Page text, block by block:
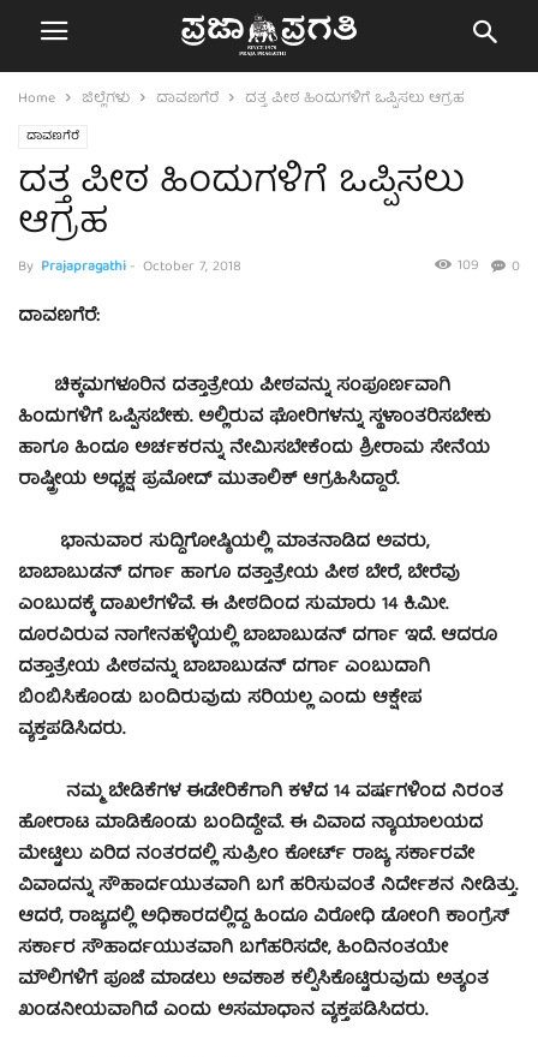
Home ಜಿಲ್ಲೆಗಳು ದಾವಣಗೆರೆ ದತ್ತ ಪೀಠ ಹಿಂದುಗಳಿಗೆ ಒಪ್ಪಿಸಲು ಆಗ್ರಹ
ದಾವಣಗೆರೆ
ದತ್ತ ಪೀಠ ಹಿಂದುಗಳಿಗೆ ಒಪ್ಪಿಸಲು
ಆಗ್ರಹ
By Prajapragathi- October 7, 2018 0
109
ದಾವಣಗೆರೆ:
ಚಿಕ್ಕಮಗಳೂರಿನ ದತ್ತಾತ್ರೇಯ ಪೀಠವನ್ನು ಸಂಪೂರ್ಣವಾಗಿ
ಹಿಂದುಗಳಿಗೆ ಒಪ್ಪಿಸಬೇಕು. ಅಲ್ಲಿರುವ ಘೋರಿಗಳನ್ನು ಸ್ಥಳಾಂತರಿಸಬೇಕು
ಹಾಗೂ ಹಿಂದೂ ಅರ್ಚಕರನ್ನು ನೇಮಿಸಬೇಕೆಂದು ಶ್ರೀರಾಮ ಸೇನೆಯ
ರಾಷ್ಟ್ರೀಯ ಅಧ್ಯಕ್ಷ ಪ್ರಮೋದ್ ಮುತಾಲಿಕ್ ಆಗ್ರಹಿಸಿದ್ದಾರೆ.
ಭಾನುವಾರ ಸುದ್ದಿಗೋಷ್ಠಿಯಲ್ಲಿ ಮಾತನಾಡಿದ ಅವರು,
ಬಾಬಾಬುಡನ್ ದರ್ಗಾ ಹಾಗೂ ದತ್ತಾತ್ರೇಯ ಪೀಠ ಬೇರೆ, ಬೇರೆವು
ಎಂಬುದಕ್ಕೆ ದಾಖಲೆಗಳಿವೆ. ಈ ಪೀಠದಿಂದ ಸುಮಾರು 14 ಕಿ.ಮೀ.
ದೂರವಿರುವ ನಾಗೇನಹಳ್ಳಿಯಲ್ಲಿ ಬಾಬಾಬುಡನ್ ದರ್ಗಾ ಇದೆ. ಆದರೂ
ದತ್ತಾತ್ರೇಯ ಪೀಠವನ್ನು ಬಾಬಾಬುಡನ್ ದರ್ಗಾ ಎಂಬುದಾಗಿ
ಬಿಂಬಿಸಿಕೊಂಡು ಬಂದಿರುವುದು ಸರಿಯಲ್ಲ ಎಂದು ಆಕ್ಷೇಪ
ವ್ಯಕ್ತಪಡಿಸಿದರು.
ನಮ್ಮ ಬೇಡಿಕೆಗಳ ಈಡೇರಿಕೆಗಾಗಿ ಕಳೆದ 14 ವರ್ಷಗಳಿಂದ ನಿರಂತ
ಹೋರಾಟ ಮಾಡಿಕೊಂಡು ಬಂದಿದ್ದೇವೆ. ಈ ವಿವಾದ ನ್ಯಾಯಾಲಯದ
ಮೇಟ್ಟಿಲು ಏರಿದ ನಂತರದಲ್ಲಿ ಸುಪ್ರೀಂ ಕೋರ್ಟ್ ರಾಜ್ಯ ಸರ್ಕಾರವೇ
ವಿವಾದನ್ನು ಸೌಹಾರ್ದಯುತವಾಗಿ ಬಗೆ ಹರಿಸುವಂತೆ ನಿರ್ದೇಶನ ನೀಡಿತ್ತು.
ಆದರೆ, ರಾಜ್ಯದಲ್ಲಿ ಅಧಿಕಾರದಲ್ಲಿದ್ದ ಹಿಂದೂ ವಿರೋಧಿ ಡೋಂಗಿ ಕಾಂಗ್ರೆಸ್
ಸರ್ಕಾರ ಸೌಹಾರ್ದಯುತವಾಗಿ ಬಗೆಹರಿಸದೇ, ಹಿಂದಿನಂತಯೇ
ಮೌಲಿಗಳಿಗೆ ಪೂಜೆ ಮಾಡಲು ಅವಕಾಶ ಕಲ್ಪಿಸಿಕೊಟ್ಟಿರುವುದು ಅತ್ಯಂತ
ಖಂಡನೀಯವಾಗಿದೆ ಎಂದು ಅಸಮಾಧಾನ ವ್ಯಕ್ತಪಡಿಸಿದರು.